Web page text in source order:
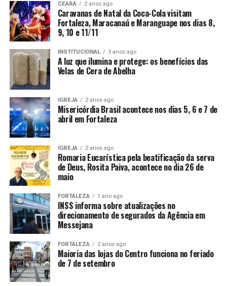
CEARÁ 2 anos ago
Caravanas de Natal da Coca-Cola visitam
Fortaleza, Maracanaú e Maranguape nos dias 8,
9, 10 e 11/11
INSTITUCIONAL 3 anos ago
A luz que ilumina e protege: os benefícios das
Velas de Cera de Abelha
IGREJA 2 anos ago
Misericórdia Brasil acontece nos dias 5, 6 e 7 de
abril em Fortaleza
IGREJA 2 anos ago
Romaria Eucarística pela beatificação da serva
de Deus, Rosita Paiva, acontece no dia 26 de
maio
FORTALEZA 1 ano ago
INSS informa sobre atualizações no
direcionamento de segurados da Agência em
Messejana
FORTALEZA 2 anos ago
Maioria das lojas do Centro funciona no feriado
de 7 de setembro